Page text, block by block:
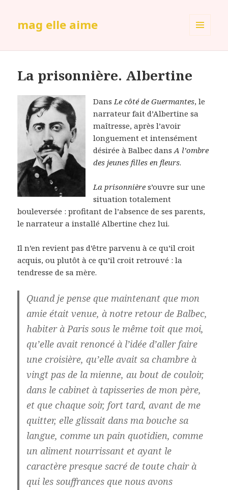
mag elle aime
La prisonnière. Albertine
DansLe côté de Guermantes, le
narrateur fait d’Albertine sa
maîtresse, après l’avoir
longuement et intensément
désirée à Balbec dansA l’ombre
des jeunes filles en fleurs.
La prisonnière s’ouvre sur une
situation totalement
bouleversée : profitant de l’absence de ses parents,
le narrateur a installé Albertine chez lui.
Il n’en revient pas d’être parvenu à ce qu’il croit
acquis, ou plutôt à ce qu’il croit retrouvé : la
tendresse de sa mère.
Quand je pense que maintenant que mon
amie était venue, à notre retour de Balbec,
habiter à Paris sous le même toit que moi,
qu’elle avait renoncé à l’idée d’aller faire
une croisière, qu’elle avait sa chambre à
vingt pas de la mienne, au bout de couloir,
dans le cabinet à tapisseries de mon père,
et que chaque soir, fort tard, avant de me
quitter, elle glissait dans ma bouche sa
langue, comme un pain quotidien, comme
un aliment nourrissant et ayant le
caractère presque sacré de toute chair à
qui les souffrances que nous avons